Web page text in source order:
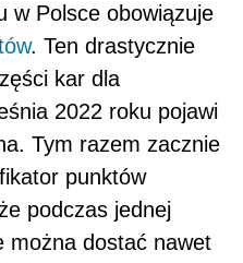
w Polsce obowiązuje
. Ten drastycznie
kar dla
2022 roku pojawi
Tym razem zacznie
punktów
podczas jednej
można dostać nawet